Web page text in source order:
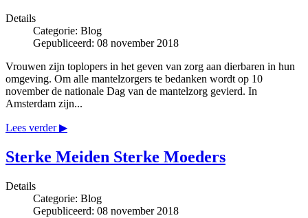
Details
Categorie: Blog
Gepubliceerd: 08 november 2018
Vrouwen zijn toplopers in het geven van zorg aan dierbaren in hun
omgeving. Om alle mantelzorgers te bedanken wordt op 10
november de nationale Dag van de mantelzorg gevierd. In
Amsterdam zijn...
Lees verder ▶
Sterke Meiden Sterke Moeders
Details
Categorie: Blog
Gepubliceerd: 08 november 2018